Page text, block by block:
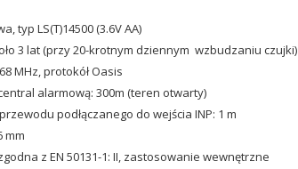
typ LS(T)14500 (3.6V AA)
3 lat (przy 20-krotnym dziennym wzbudzaniu czujki)
MHz, protokół Oasis
alarmową: 300m (teren otwarty)
podłączanego do wejścia INP: 1 m
mm
z EN 50131-1: II, zastosowanie wewnętrzne